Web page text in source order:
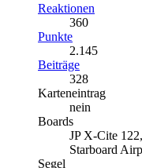
Reaktionen
360
Punkte
2.145
Beiträge
328
Karteneintrag
nein
Boards
JP X-Cite
Starboard
Segel